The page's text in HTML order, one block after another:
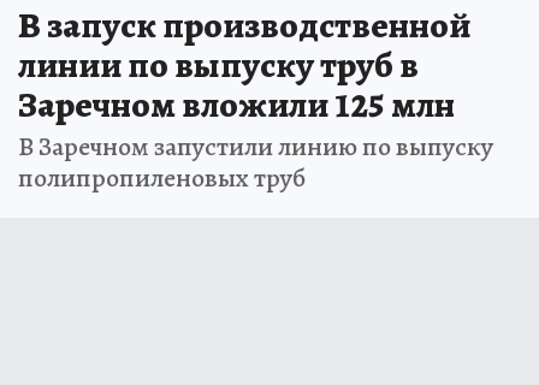
В запуск производственной
линии по выпуску труб в
Заречном вложили 125 млн
В Заречном запустили линию по выпуску
полипропиленовых труб